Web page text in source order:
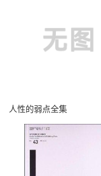
人性的弱点全集